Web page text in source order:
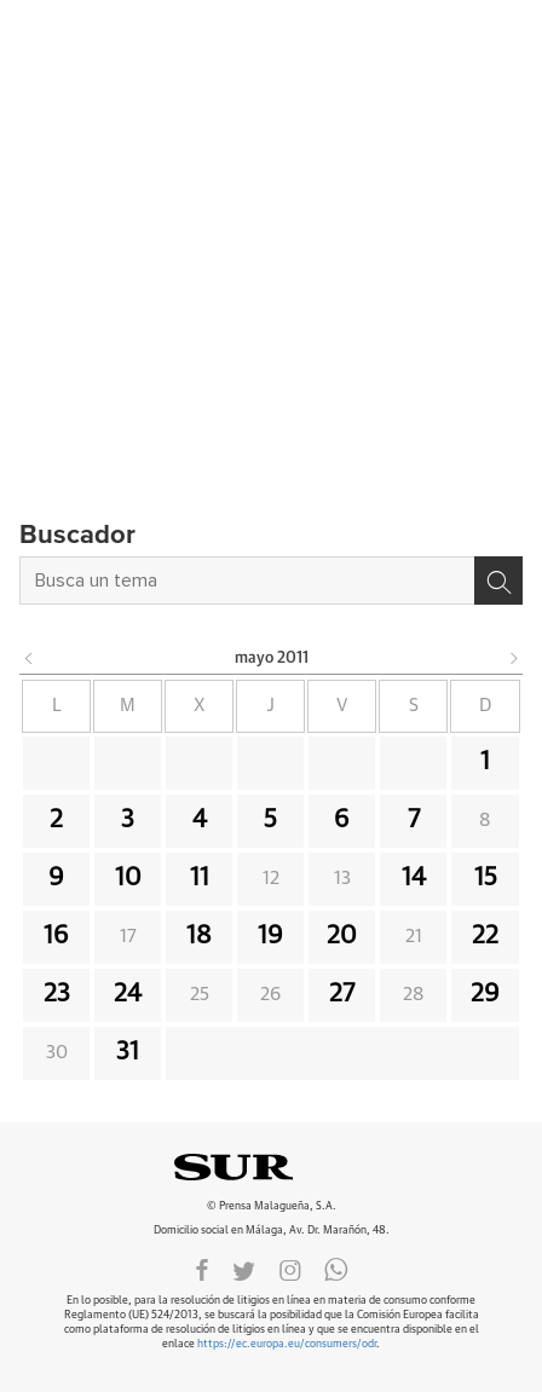
Buscador
mayo 2011
L M X J V S D
1
2 3 4 5 6 7 8
9 10 11 12 13 14 15
16 17 18 19 20 21 22
23 24 25 26 27 28 29
30 31
© Prensa Malagueña, S.A.
Domicilio social en Málaga, Av. Dr. Marañón, 48.
En lo posible, para la resolución de litigios en línea en materia de consumo conforme
Reglamento (UE) 524/2013, se buscará la posibilidad que la Comisión Europea facilita
como plataforma de resolución de litigios en línea y que se encuentra disponible en el
enlace https://ec.europa.eu/consumers/odr.